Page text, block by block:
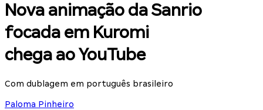
Nova animação da Sanrio
focada em Kuromi
chega ao YouTube
Com dublagem em português brasileiro
Paloma Pinheiro